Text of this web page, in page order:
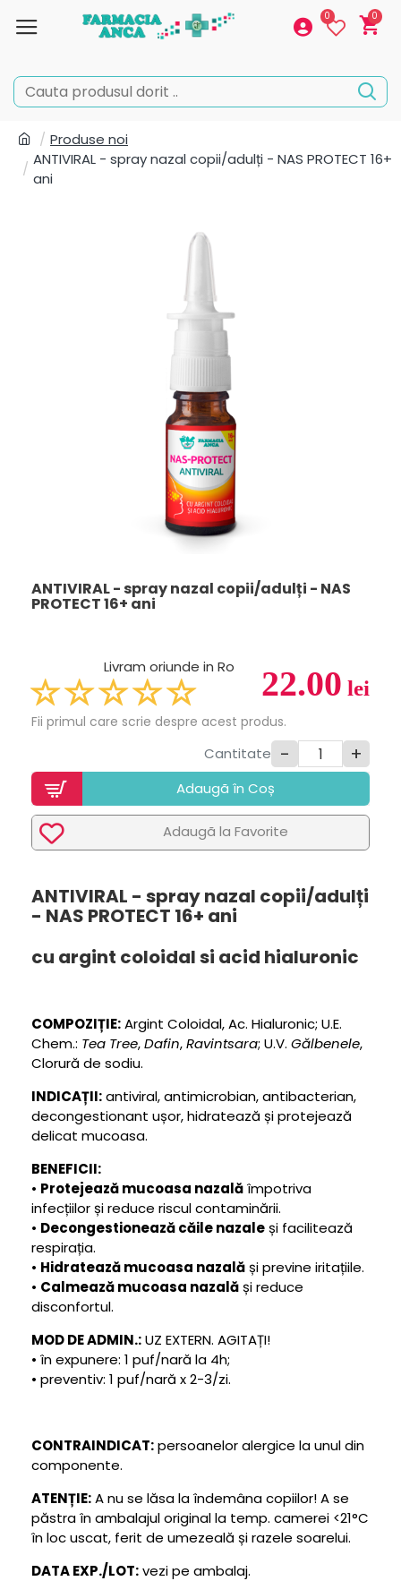
0 0
Produse noi
ANTIVIRAL - spray nazal copii/adulți - NAS PROTECT 16+
ani
ANTIVIRAL - spray nazal copii/adulți - NAS
PROTECT 16+ ani
22.00 lei
Livram oriunde in Ro
Fii primul care scrie despre acest produs.
Cantitate - +
Adaugã în Coș
Adaugã la Favorite
ANTIVIRAL - spray nazal copii/adulți
- NAS PROTECT 16+ ani
cu argint coloidal si acid hialuronic
COMPOZIȚIE:Argint Coloidal, Ac. Hialuronic; U.E.
Chem.: Tea Tree,Dafin,Ravintsara; U.V. Gălbenele,
Clorură de sodiu.
INDICAȚII:antiviral, antimicrobian, antibacterian,
decongestionant ușor, hidratează și protejează
delicat mucoasa.
BENEFICII:
• Protejează mucoasa nazalăîmpotriva
infecțiilor și reduce riscul contaminării.
• Decongestionează căile nazaleși facilitează
respirația.
• Hidratează mucoasa nazalăși previne iritațiile.
• Calmează mucoasa nazalăși reduce
disconfortul.
MOD DE ADMIN.:UZ EXTERN. AGITAȚI!
• în expunere: 1 puf/nară la 4h;
• preventiv: 1 puf/nară x 2-3/zi.
CONTRAINDICAT:persoanelor alergice la unul din
componente.
ATENȚIE:A nu se lăsa la îndemâna copiilor! A se
păstra în ambalajul original la temp. camerei <21°C
în loc uscat, ferit de umezeală și razele soarelui.
DATA EXP./LOT:vezi pe ambalaj.